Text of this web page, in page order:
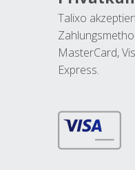
Talixo
MasterCard,
Express.